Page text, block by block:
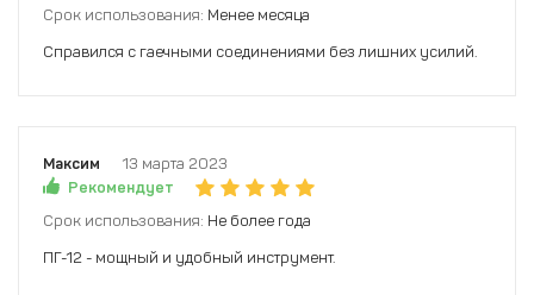
Срок использования: Менее месяца
Справился с гаечными соединениями без лишних усилий.
Максим
13 марта 2023
Рекомендует
Срок использования: Не более года
ПГ-12 - мощный и удобный инструмент.